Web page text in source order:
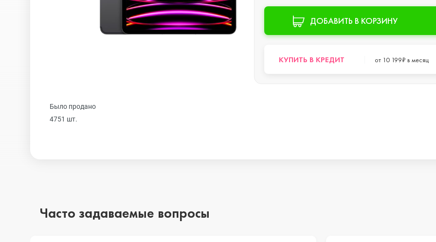
iPhone 16 Plus
ДОБАВИТЬ В КОРЗИНУ
КУПИТЬ В КРЕДИТ от 10 199₽ в месяц
Было продано
4751 шт.
Часто задаваемые вопросы